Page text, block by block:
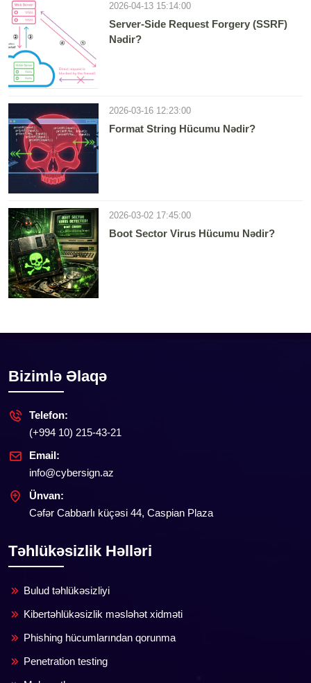
2026-04-13 15:14:00
Server-Side Request Forgery (SSRF)
Nədir?
2026-03-16 12:23:00
Format String Hücumu Nədir?
2026-03-02 17:45:00
Boot Sector Virus Hücumu Nədir?
Bizimlə Əlaqə
Telefon:
(+994 10) 215-43-21
Email:
info@cybersign.az
Ünvan:
Cəfər Cabbarlı küçəsi 44, Caspian Plaza
Təhlükəsizlik Həlləri
Bulud təhlükəsizliyi
Kibertəhlükəsizlik məsləhət xidməti
Phishing hücumlarından qorunma
Penetration testing